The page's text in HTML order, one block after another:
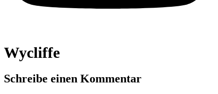
Wycliffe
Schreibe einen Kommentar